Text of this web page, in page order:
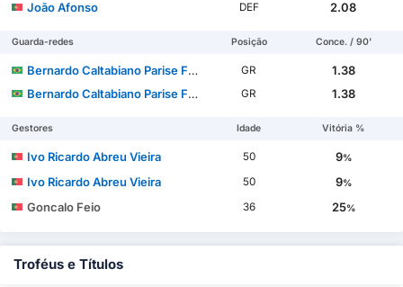
João Afonso
DEF 2.08
Guarda-redes Posição Conce. / 90'
Bernardo Caltabiano Parise Fontes GR
1.38
Bernardo Caltabiano Parise Fontes
GR 1.38
Gestores Idade Vitória %
Ivo Ricardo Abreu Vieira 50 9%
Ivo Ricardo Abreu Vieira 50 9%
Goncalo Feio 36 25%
Troféus e Títulos